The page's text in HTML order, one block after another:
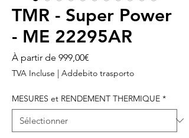
TMR - Super Power
- ME 22295AR
À partir de 999,00€
promotionnel
TVA Incluse | Addebito trasporto
MESURES et RENDEMENT THERMIQUE *